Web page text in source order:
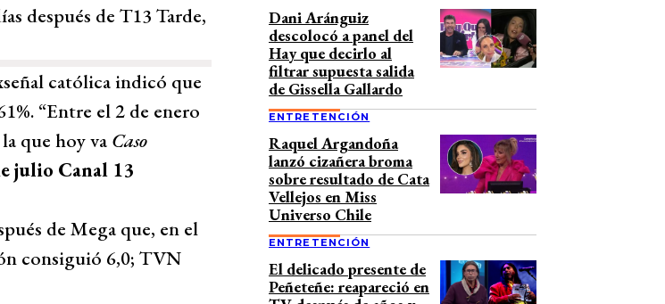
después de T13 Tarde,
católica indicó que
“Entre el 2 de enero
que hoy va Caso
julio Canal 13
de Mega que, en el
consiguió 6,0; TVN
Dani Aránguiz
descolocó a panel del
Hay que decirlo al
filtrar supuesta salida
de Gissella Gallardo
ENTRETENCIÓN
Raquel Argandoña
lanzó cizañera broma
sobre resultado de Cata
Vellejos en Miss
Universo Chile
ENTRETENCIÓN
El delicado presente de
Peñeteñe: reapareció en